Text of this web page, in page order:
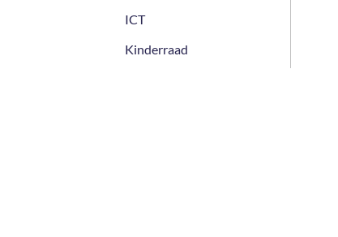
ICT
Kinderraad